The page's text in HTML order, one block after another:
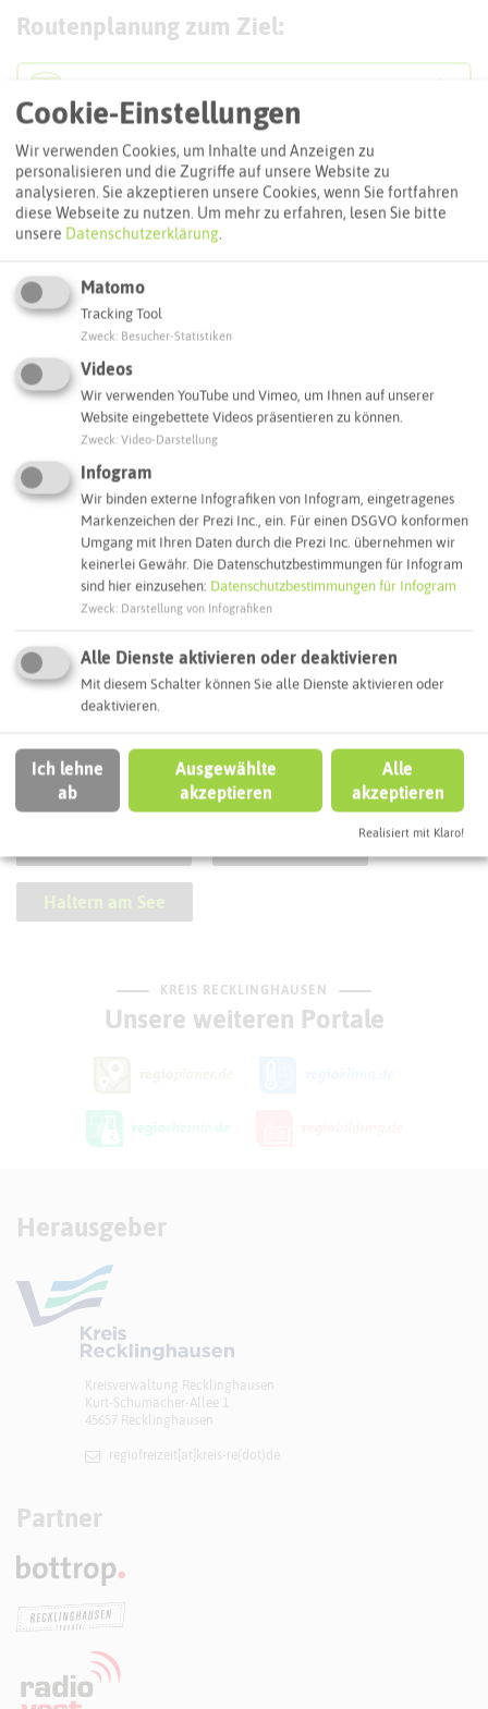
Routenplanung zum Ziel:
Autoroute finden
Was ihr hier noch erleben könnt
HALTERN AM SEE
SCHLAGWORTE
So ordnen wir diese Attraktion ein
Haltern am See
KREIS RECKLINGHAUSEN
Unsere weiteren Portale
Herausgeber
Kreisverwaltung Recklinghausen
Kurt-Schumacher-Allee 1
45657 Recklinghausen
regiofreizeit[at]​kreis-re(dot)de
Partner
Cookie-Einstellungen
Wir verwenden Cookies, um Inhalte und Anzeigen zu
personalisieren und die Zugriffe auf unsere Website zu
analysieren. Sie akzeptieren unsere Cookies, wenn Sie fortfahren
diese Webseite zu nutzen. Um mehr zu erfahren, lesen Sie bitte
unsere Datenschutzerklärung.
Matomo
Tracking Tool
Zweck Besucher-Statistiken
Videos
Wir verwenden YouTube und Vimeo, um Ihnen auf unserer
Website eingebettete Videos präsentieren zu können.
Zweck Video-Darstellung
Infogram
Wir binden externe Infografiken von Infogram, eingetragenes
Markenzeichen der Prezi Inc., ein. Für einen DSGVO konformen
Umgang mit Ihren Daten durch die Prezi Inc. übernehmen wir
keinerlei Gewähr. Die Datenschutzbestimmungen für Infogram
sind hier einzusehen: Datenschutzbestimmungen für Infogram
Zweck Darstellung von Infografiken
Alle Dienste aktivieren oder deaktivieren
Mit diesem Schalter können Sie alle Dienste aktivieren oder
deaktivieren.
Ich lehne
ab
Ausgewählte
akzeptieren
Alle
akzeptieren
Realisiert mit Klaro!